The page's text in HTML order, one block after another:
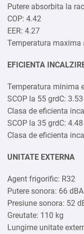
Putere absorbita la
COP: 4.42
EER: 4.27
Temperatura maxima
EFICIENTA
Temperatura minima
SCOP la 55 grdC: 3.53
Clasa de eficienta
SCOP la 35 grdC: 4.48
Clasa de eficienta
UNITATE EXTERNA
Agent frigorific: R32
Putere sonora: 66 dBA
Presiune sonora: 52
Greutate: 110 kg
Lungime unitate